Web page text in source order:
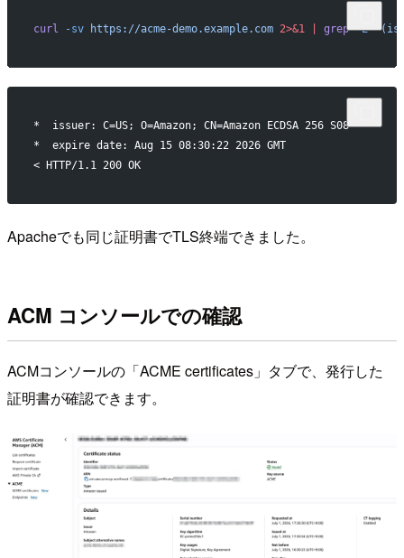
curl -sv https://acme-demo.example.com 2>&1 | grep -E
*  issuer: C=US; O=Amazon; CN=Amazon ECDSA 256 S08
*  expire date: Aug 15 08:30:22 2026 GMT
< HTTP/1.1 200 OK
Apacheでも同じ証明書でTLS終端できました。
ACM コンソールでの確認
ACMコンソールの「ACME certificates」タブで、発行した
証明書が確認できます。